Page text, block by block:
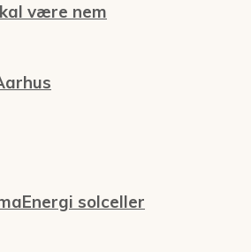
være nem
solceller